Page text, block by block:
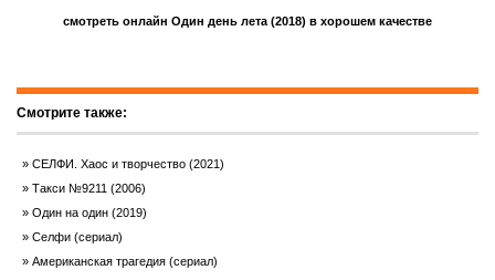
смотреть онлайн Один день лета (2018) в хорошем качестве
Смотрите также:
СЕЛФИ. Хаос и творчество (2021)
Такси №9211 (2006)
Один на один (2019)
Селфи (сериал)
Американская трагедия (сериал)